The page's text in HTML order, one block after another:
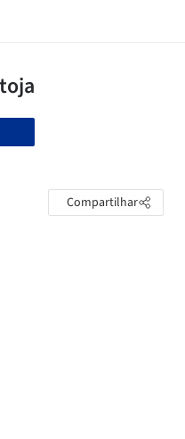
Compartilhar